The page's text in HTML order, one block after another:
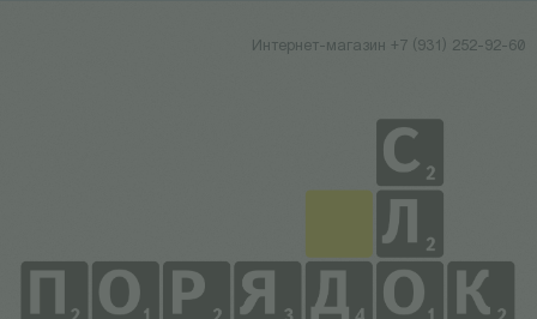
Интернет-магазин +7 (931) 252-92-60